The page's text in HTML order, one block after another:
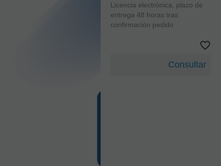
Licencia electrónica, plazo de
entrega 48 horas tras
confirmación pedido
Consultar